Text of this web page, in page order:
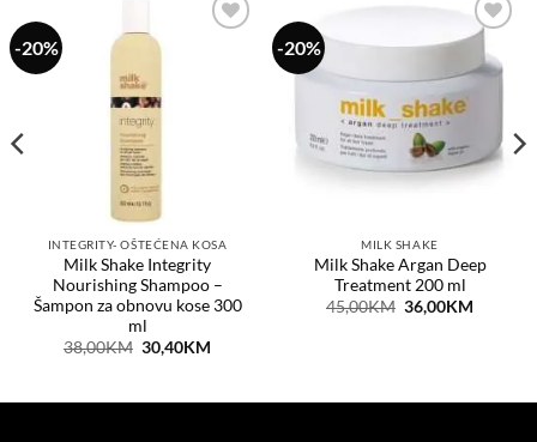
-20%
INTEGRITY- OŠTEĆENA KOSA
Milk Shake Integrity
Nourishing Shampoo –
Šampon za obnovu kose 300
ml
38,00KM Original
price
30,40KM
-20%
na
listu
MILK SHAKE
Milk Shake Argan Deep
Treatment 200 ml
45,00KM Original
price
36,00KM